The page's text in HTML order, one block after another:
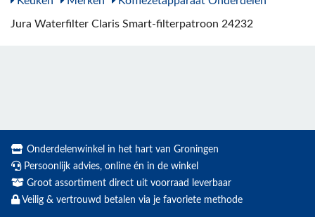
Jura Waterfilter Claris Smart-filterpatroon 24232
Onderdelenwinkel in het hart van Groningen
Persoonlijk advies, online én in de winkel
Groot assortiment direct uit voorraad leverbaar
Veilig & vertrouwd betalen via je favoriete methode